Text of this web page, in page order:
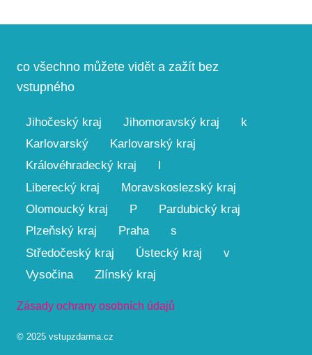
co všechno můžete vidět a zažít bez
vstupného
Jihočeský kraj Jihomoravský kraj
k
Karlovarský
Karlovarský kraj
Královéhradecký kraj
Liberecký kraj
Moravskoslezský kraj
Olomoucký kraj
P
Pardubický kraj
Plzeňský kraj
Praha
s
Středočeský kraj
Ústecký kraj
v
Vysočina
Zlínský kraj
Zásady ochrany osobních údajů
© 2025 vstupzdarma.cz